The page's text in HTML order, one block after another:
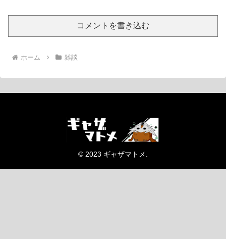
コメントを書き込む
ホーム 雑談
© 2023 ギャザマトメ.